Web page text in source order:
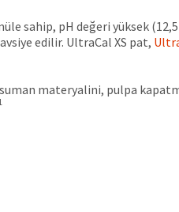
sahip, pH değeri yüksek
edilir. UltraCal XS pat,
materyalini, pulpa